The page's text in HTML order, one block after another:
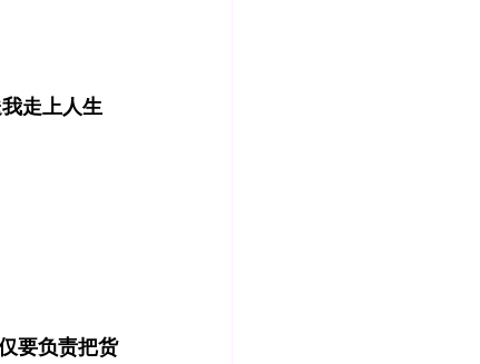
走上人生
要负责把货